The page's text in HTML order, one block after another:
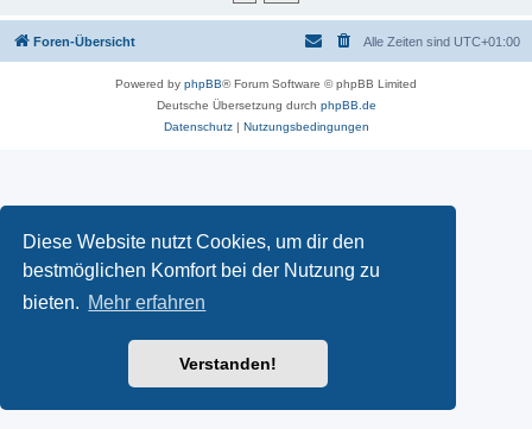
Diese Website nutzt Cookies, um dir den
bestmöglichen Komfort bei der Nutzung zu
bieten. Mehr erfahren
Verstanden!
Foren-Übersicht Alle Zeiten sind UTC+01:00
Powered by phpBB® Forum Software © phpBB Limited
Deutsche Übersetzung durch phpBB.de
Datenschutz| Nutzungsbedingungen